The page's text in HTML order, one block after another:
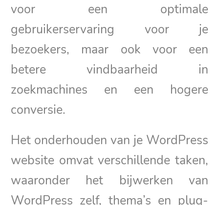
voor een optimale
gebruikerservaring voor je
bezoekers, maar ook voor een
betere vindbaarheid in
zoekmachines en een hogere
conversie.
Het onderhouden van je WordPress
website omvat verschillende taken,
waaronder het bijwerken van
WordPress zelf, thema’s en plug-